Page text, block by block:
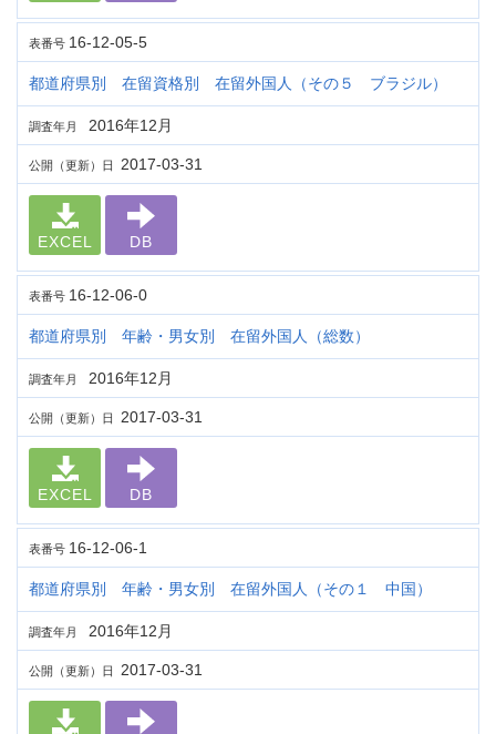
表番号 16-12-05-5
都道府県別 在留資格別 在留外国人（その５ ブラジル）
調査年月 2016年12月
公開（更新）日 2017-03-31
EXCEL DB
表番号 16-12-06-0
都道府県別 年齢・男女別 在留外国人（総数）
調査年月 2016年12月
公開（更新）日 2017-03-31
EXCEL DB
表番号 16-12-06-1
都道府県別 年齢・男女別 在留外国人（その１ 中国）
調査年月 2016年12月
公開（更新）日 2017-03-31